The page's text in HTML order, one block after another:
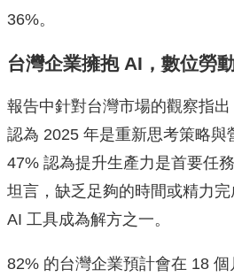
36%。
台灣企業擁抱 AI，數位勞
報告中針對台灣市場的觀察指
認為 2025 年是重新思考策略與
47% 認為提升生產力是首要任
坦言，缺乏足夠的時間或精力
AI 工具成為解方之一。
82% 的台灣企業預計會在 18 個